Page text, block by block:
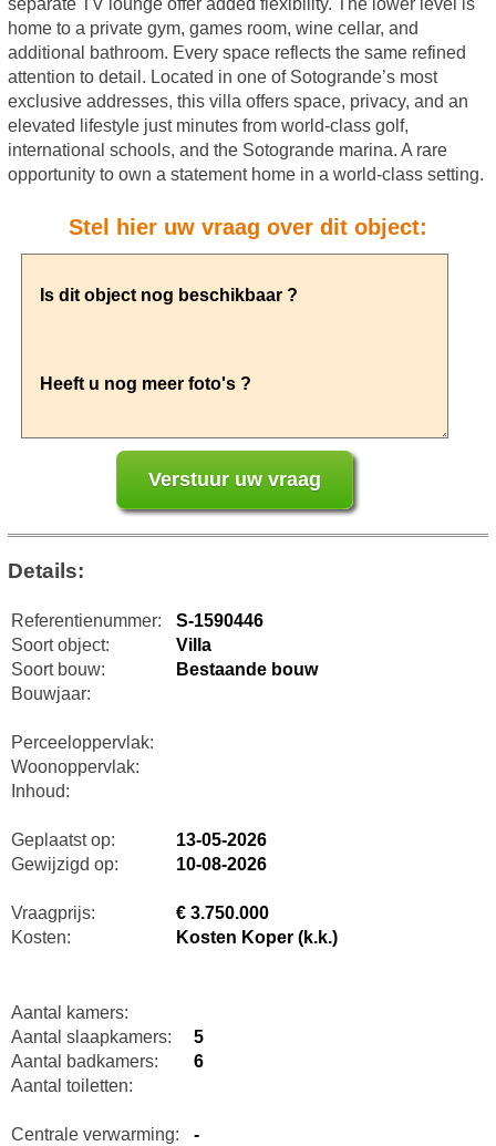
separate TV lounge offer added flexibility. The lower level is
home to a private gym, games room, wine cellar, and
additional bathroom. Every space reflects the same refined
attention to detail. Located in one of Sotogrande’s most
exclusive addresses, this villa offers space, privacy, and an
elevated lifestyle just minutes from world-class golf,
international schools, and the Sotogrande marina. A rare
opportunity to own a statement home in a world-class setting.
Stel hier uw vraag over dit object:
Details:
Referentienummer:
S-1590446
Soort object:
Villa
Soort bouw:
Bestaande bouw
Bouwjaar:
Perceeloppervlak:
Woonoppervlak:
Inhoud:
Geplaatst op:
13-05-2026
Gewijzigd op:
10-08-2026
Vraagprijs:
€ 3.750.000
Kosten:
Kosten Koper (k.k.)
Aantal kamers:
Aantal slaapkamers:
5
Aantal badkamers:
6
Aantal toiletten:
Centrale verwarming: -